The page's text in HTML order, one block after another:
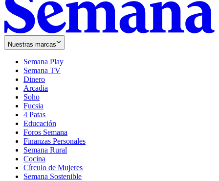
Nuestras marcas
Semana Play
Semana TV
Dinero
Arcadia
Soho
in
new
window
Fucsia
in
new
window
4 Patas
Educación
Foros Semana
Finanzas Personales
Semana Rural
Cocina
Círculo de Mujeres
Semana Sostenible